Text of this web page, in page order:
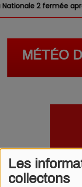
Les
collectons
2 fermée après
MÉTÉO